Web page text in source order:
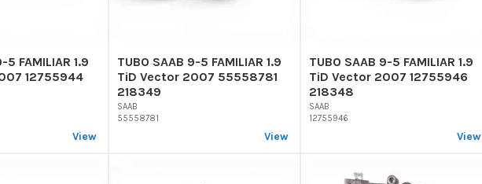
5 FAMILIAR 1.9
12755944
View
TUBO SAAB 9-5 FAMILIAR 1.9
TiD Vector 2007 55558781
218349
SAAB
55558781
View
TUBO SAAB 9-5 FAMILIAR 1.9
TiD Vector 2007 12755946
218348
SAAB
12755946
View